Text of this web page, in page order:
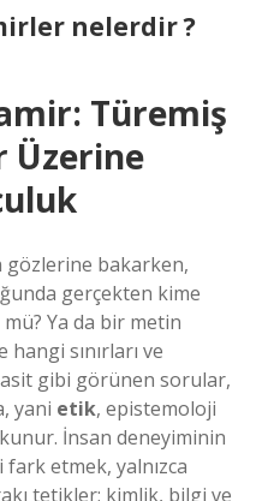
nelerdir ?
Türemiş
Üzerine
gözlerine bakarken,
gerçekten kime
Ya da bir metin
sınırları ve
gibi görünen sorular,
yani etik, epistemoloji
İnsan deneyiminin
fark etmek, yalnızca
tetikler; kimlik, bilgi ve